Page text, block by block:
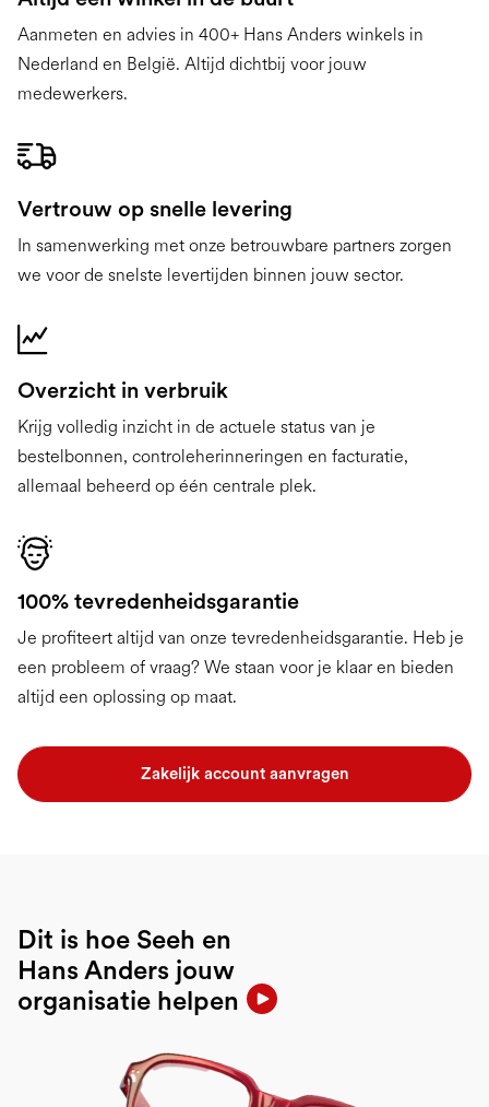
Aanmeten en advies in 400+ Hans Anders winkels in
Nederland en België. Altijd dichtbij voor jouw
medewerkers.
Vertrouw op snelle levering
In samenwerking met onze betrouwbare partners zorgen
we voor de snelste levertijden binnen jouw sector.
Overzicht in verbruik
Krijg volledig inzicht in de actuele status van je
bestelbonnen, controleherinneringen en facturatie,
allemaal beheerd op één centrale plek.
100% tevredenheidsgarantie
Je profiteert altijd van onze tevredenheidsgarantie. Heb je
een probleem of vraag? We staan voor je klaar en bieden
altijd een oplossing op maat.
Zakelijk account aanvragen
Dit is hoe Seeh en
Hans Anders jouw
organisatie helpen